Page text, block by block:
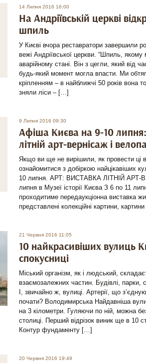
14 Липня 2016 16:00
На Андріївській церкві
шпиль
У Києві вчора реставратори завершили
вежі Андріївської церкви. “Шпиль,
аварійному стані. Він з цегли, який від
будь-який момент могла впасти. Ми
кріпленням – в найближчі 50 років вона
зняли ліси – […]
9 Липня 2016 09:30
Афіша Києва на 9-10
літній арт-вернісаж і
Якщо ви ще не вирішили, як провести ці
ознайомитися з добіркою найцікавіших
10 липня. АРТ: ВИСТАВКА ЛІТНІЙ АРТ-
липня в Музеї історії Києва З 6 по 11
проходитиме передаукціонна виставка
представлені колекційні картини,
21 Червня 2016 11:05
10 найкрасивіших вулиць
спокусниці
Міський організм, як і людський,
взаємозалежних частин. Будівлі, парки,
І, звичайно ж, вулиці. Артерії, що
почати? Володимирська Найдавніша
на 3 кілометри. Гуляючи по ній, можна
столиці. Перший відрізок виник ще в 10
Контур фундаменту […]
20 Червня 2016 19:49